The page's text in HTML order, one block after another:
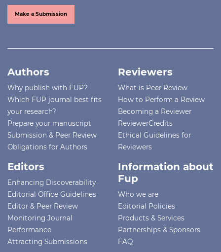
Make a Submission
Authors
Why publish with FUP?
Which FUP journal best fits
your research?
Prepare your manuscript
Submission & Peer Review
Obligations for Authors
Reviewers
What is Peer Review
How to Perform a Review
Becoming a Reviewer
ReviewerCredits
Ethical Guidelines for
Reviewers
Editors
Enhancing Discoverability
Editorial Office Guidelines
Editor & Peer Review
Monitoring Journal
Performance
Attracting Submissions
Information about
Fup
Who we are
Editorial Policies
Products & Services
Partnerships & Sponsors
FAQ